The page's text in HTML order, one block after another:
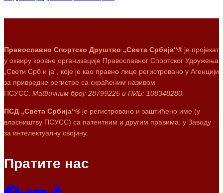
Православно Спортско Друштво „Света Србија“® је пројекат
у оквиру кровне организације Православног Спортског Удружења
„Свети Срб и ја“, које је као правно лице регистровано у Агенцији
за привредне регистре са скраћеним називом
ПСУСС. Матичним број: 28799225 и ПИБ: 108348280.
ПСД „Света Србија“® је регистровано и заштићено име (у
власништву ПСУСС) са патентним и другим правима, у Заводу
за интелектуалну својину.
Пратите нас